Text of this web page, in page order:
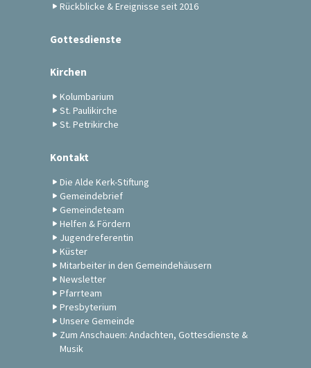
Rückblicke & Ereignisse seit 2016
Gottesdienste
Kirchen
Kolumbarium
St. Paulikirche
St. Petrikirche
Kontakt
Die Alde Kerk-Stiftung
Gemeindebrief
Gemeindeteam
Helfen & Fördern
Jugendreferentin
Küster
Mitarbeiter in den Gemeindehäusern
Newsletter
Pfarrteam
Presbyterium
Unsere Gemeinde
Zum Anschauen: Andachten, Gottesdienste &
Musik